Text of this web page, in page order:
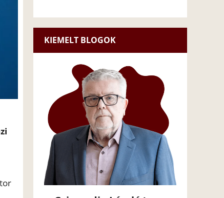
KIEMELT BLOGOK